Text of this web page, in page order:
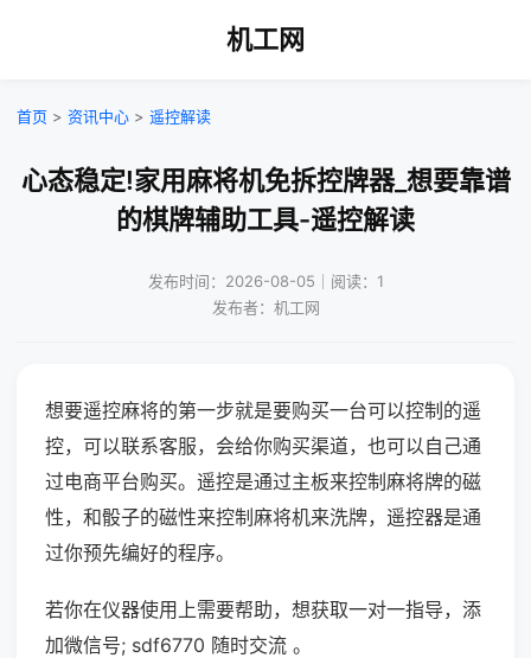
机工网
首页 > 资讯中心 > 遥控解读
心态稳定!家用麻将机免拆控牌器_想要靠谱
的棋牌辅助工具-遥控解读
发布时间：2026-08-05｜阅读：1
发布者：机工网
想要遥控麻将的第一步就是要购买一台可以控制的遥
控，可以联系客服，会给你购买渠道，也可以自己通
过电商平台购买。遥控是通过主板来控制麻将牌的磁
性，和骰子的磁性来控制麻将机来洗牌，遥控器是通
过你预先编好的程序。
若你在仪器使用上需要帮助，想获取一对一指导，添
加微信号; sdf6770 随时交流 。